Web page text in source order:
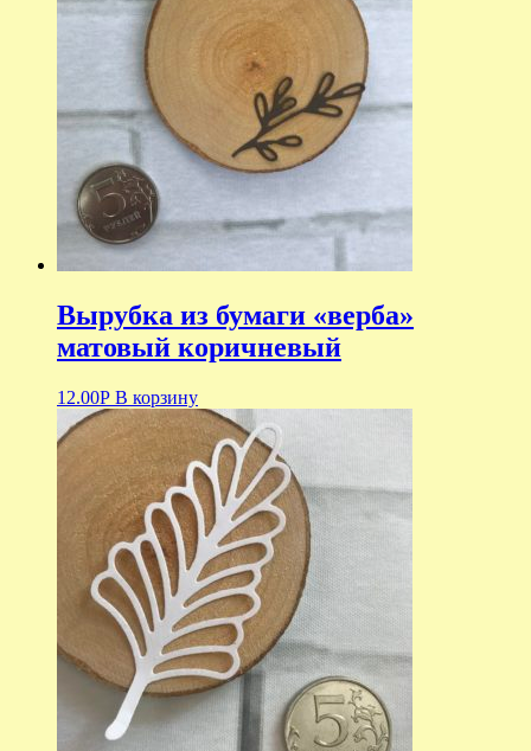
Вырубка из бумаги «верба»
матовый коричневый
12.00Р В корзину